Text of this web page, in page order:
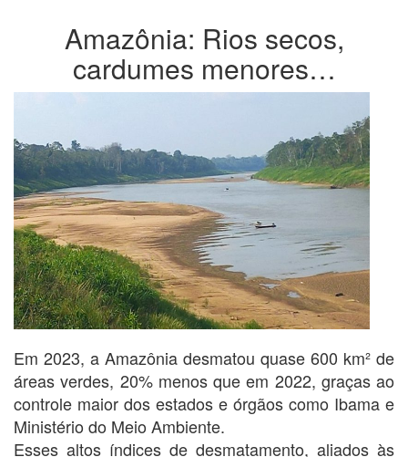
Amazônia: Rios secos,
cardumes menores…
Em 2023, a Amazônia desmatou quase 600 km² de
áreas verdes, 20% menos que em 2022, graças ao
controle maior dos estados e órgãos como Ibama e
Ministério do Meio Ambiente.
Esses altos índices de desmatamento, aliados às